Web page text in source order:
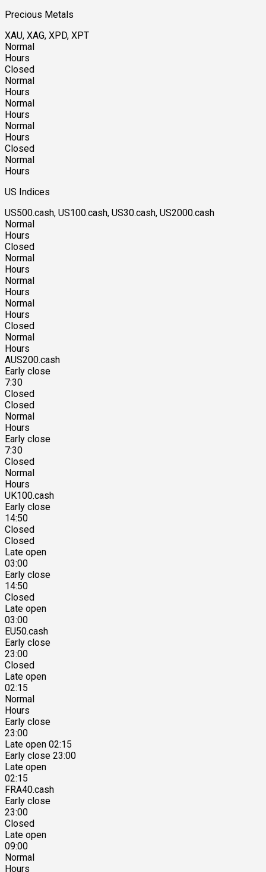
Precious Metals
XAU, XAG, XPD, XPT
Normal
Hours
Closed
Normal
Hours
Normal
Hours
Normal
Hours
Closed
Normal
Hours
US Indices
US500.cash, US100.cash, US30.cash, US2000.cash
Normal
Hours
Closed
Normal
Hours
Normal
Hours
Normal
Hours
Closed
Normal
Hours
AUS200.cash
Early close
7:30
Closed
Closed
Normal
Hours
Early close
7:30
Closed
Normal
Hours
UK100.cash
Early close
14:50
Closed
Closed
Late open
03:00
Early close
14:50
Closed
Late open
03:00
EU50.cash
Early close
23:00
Closed
Late open
02:15
Normal
Hours
Early close
23:00
Late open 02:15
Early close 23:00
Late open
02:15
FRA40.cash
Early close
23:00
Closed
Late open
09:00
Normal
Hours